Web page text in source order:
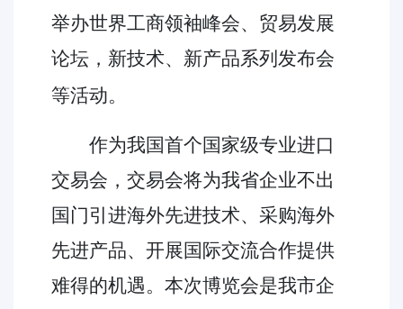
举办世界工商领袖峰会、贸易发展
论坛，新技术、新产品系列发布会
等活动。
作为我国首个国家级专业进口
交易会，交易会将为我省企业不出
国门引进海外先进技术、采购海外
先进产品、开展国际交流合作提供
难得的机遇。本次博览会是我市企